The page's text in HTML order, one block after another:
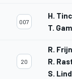
007
H.
T.
20
R.
R.
S.